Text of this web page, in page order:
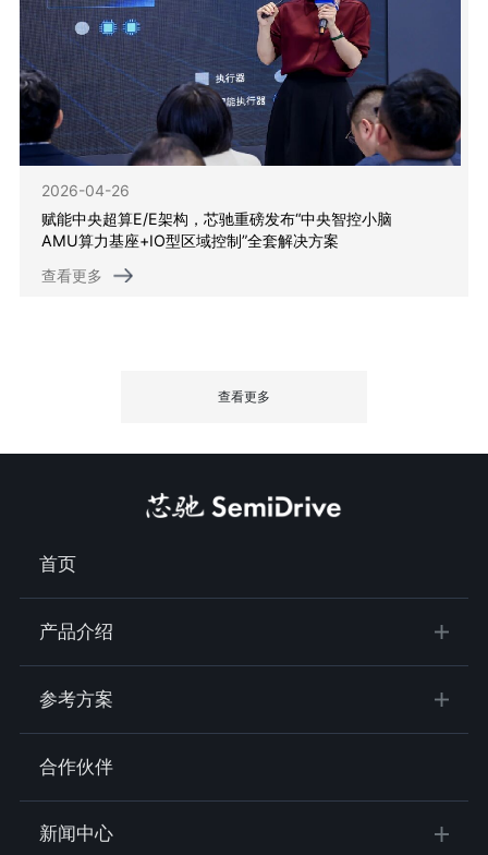
2026-04-26
赋能中央超算E/E架构，芯驰重磅发布“中央智控小脑
AMU算力基座+IO型区域控制”全套解决方案
查看更多
查看更多
首页
产品介绍
参考方案
合作伙伴
新闻中心